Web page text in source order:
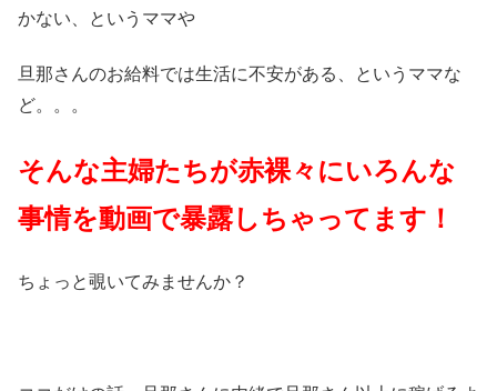
かない、というママや
旦那さんのお給料では生活に不安がある、というママな
ど。。。
そんな主婦たちが赤裸々にいろんな
事情を動画で暴露しちゃってます！
ちょっと覗いてみませんか？